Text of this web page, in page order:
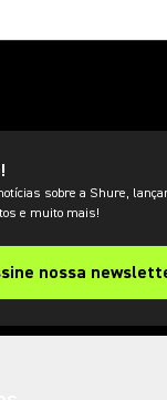
sobre a Shure,
e muito mais!
nossa